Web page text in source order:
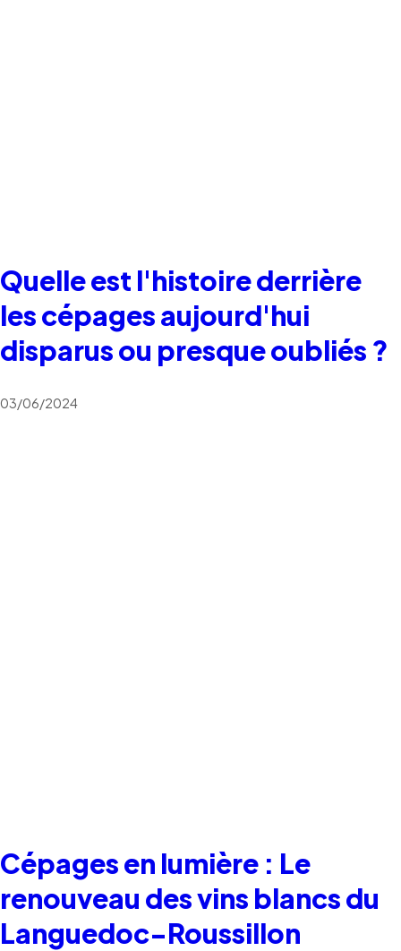
Quelle est l'histoire derrière
les cépages aujourd'hui
disparus ou presque oubliés ?
03/06/2024
Cépages en lumière : Le
renouveau des vins blancs du
Languedoc-Roussillon